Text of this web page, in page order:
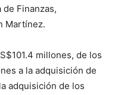
de Finanzas,
Martínez.
millones, de los
a la adquisición de
adquisición de los